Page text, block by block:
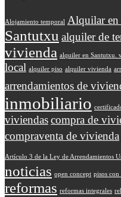
Alojamiento temporal Alquilar
Santutxu alquiler de
vivienda alquiler en Santutxu.
local alquiler piso alquiler vivienda
arrendamientos de
inmobiliario
viviendascompra de
compraventa de vivienda
Artículo 3 de la Ley de Arrendamientos
noticias open concept pisos con
reformas reformas integrales